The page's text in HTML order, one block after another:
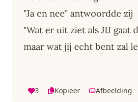
"Ja en nee" antwoordde zij
"Wat er uit ziet als JIJ gaat
maar wat jij echt bent zal
3 Kopieer Afbeelding